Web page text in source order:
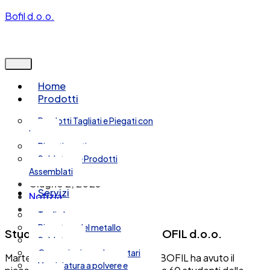
Bofil d.o.o.
Home
Prodotti
Prodotti Tagliati e Piegati con
Laser
Rivestimenti
Saldature e Prodotti
Assemblati
Servizi
Taglio laser
Piegatura del metallo
Saldatura
Operazioni supplementari
Verniciatura a polvere e
Giugno 2, 2025
Notizia
Nessun commento
Studenti in visita all’azienda BOFIL d.o.o.
Martedì 27 maggio 2025, l’azienda BOFIL ha avuto il